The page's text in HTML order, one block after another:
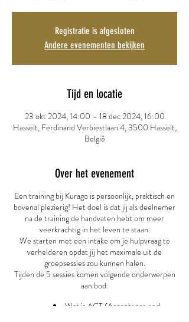
Registratie is afgesloten
Andere evenementen bekijken
Tijd en locatie
23 okt 2024, 14:00 – 18 dec 2024, 16:00
Hasselt, Ferdinand Verbiestlaan 4, 3500 Hasselt,
België
Over het evenement
Een training bij Kurago is persoonlijk, praktisch en
bovenal plezierig! Het doel is dat jij als deelnemer
na de training de handvaten hebt om meer
veerkrachtig in het leven te staan.
We starten met een intake om je hulpvraag te
verhelderen opdat jij het maximale uit de
groepsessies zou kunnen halen.
Tijden de 5 sessies komen volgende onderwerpen
aan bod:
Wat is ACT (Acceptance and